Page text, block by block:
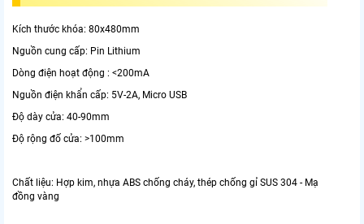
Kích thước khóa: 80x480mm
Nguồn cung cấp: Pin Lithium
Dòng điện hoạt động : <200mA
Nguồn điện khẩn cấp: 5V-2A, Micro USB
Độ dày cửa: 40-90mm
Độ rộng đố cửa: >100mm
Chất liệu: Hợp kim, nhựa ABS chống cháy, thép chống gỉ SUS 304 - Mạ
đồng vàng